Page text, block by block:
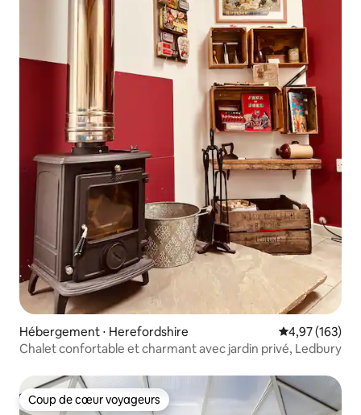
Hébergement ⋅ Herefordshire Évaluation
4,97 (163)
Chalet confortable et charmant avec jardin privé, Ledbury
Coup de cœur voyageurs
Coup de cœur voyageurs